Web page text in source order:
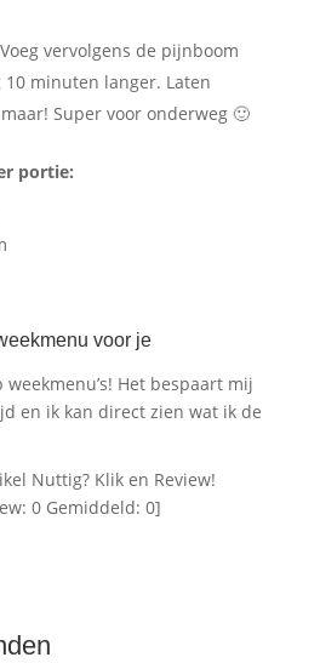
vervolgens de pijnboom
minuten langer. Laten
Super voor onderweg 🙂
portie:
voor je
Het bespaart mij
en ik kan direct zien wat ik de
Nuttig? Klik en Review!
0 Gemiddeld:0]